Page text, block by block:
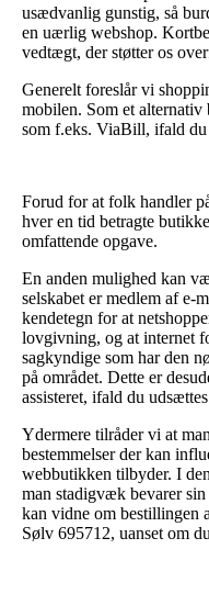
usædvanlig gunstig, så
en uærlig webshop.
vedtægt, der støtter os
Generelt foreslår vi
mobilen. Som et
som f.eks. ViaBill, ifald
Forud for at folk handler
hver en tid betragte
omfattende opgave.
En anden mulighed kan
selskabet er medlem af e-
kendetegn for at
lovgivning, og at internet
sagkyndige som har den
på området. Dette er
assisteret, ifald du
Ydermere tilråder vi at
bestemmelser der kan
webbutikken tilbyder. I
man stadigvæk bevarer
kan vidne om bestillingen
Sølv 695712, uanset om